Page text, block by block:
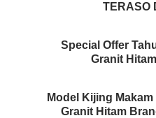
TERASO
Special Offer
Granit
Model Kijing
Granit Hitam